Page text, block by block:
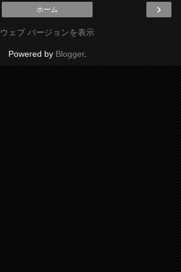
›
ホーム
ウェブ バージョンを表示
Powered by Blogger.